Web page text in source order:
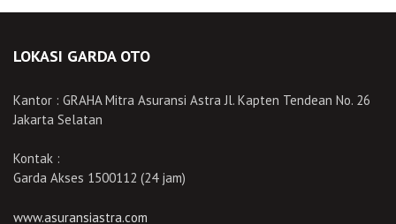
LOKASI GARDA OTO
Kantor : GRAHA Mitra Asuransi Astra Jl. Kapten Tendean No. 26
Jakarta Selatan
Kontak :
Garda Akses 1500112 (24 jam)
www.asuransiastra.com